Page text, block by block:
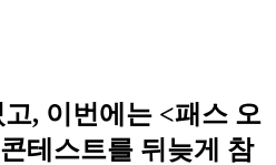
, 이번에는 <패스 오
테스트를 뒤늦게 참